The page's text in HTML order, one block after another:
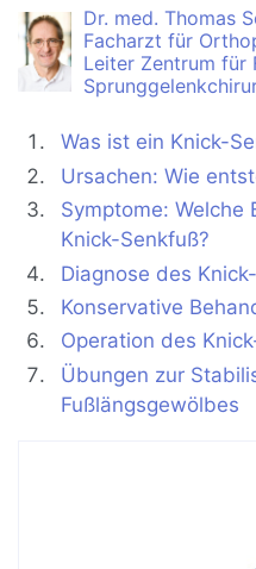
Dr. med. Thomas
Facharzt für
Leiter Zentrum für
Was ist ein Knick-
Ursachen: Wie
Symptome: Welche
Knick-Senkfuß?
Diagnose des
Konservative
Operation des
Übungen zur
Fußlängsgewölbes